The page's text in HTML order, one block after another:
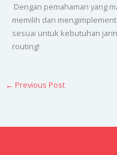
Dengan pemahaman yang
memilih dan
sesuai untuk kebutuhan
routing!
← Previous Post